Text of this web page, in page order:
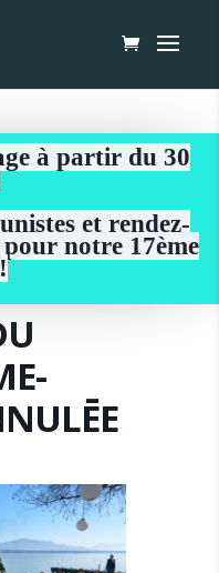
à partir du 30
et rendez-
notre 17ème